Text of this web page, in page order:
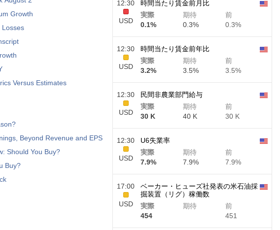
Growth
Losses
Versus Estimates
Beyond Revenue and EPS
Should You Buy?
Buy?
12:30
USD
時間当たり賃金前月比
実際
0.1%
期待
0.3%
前
0.3%
12:30
USD
時間当たり賃金前年比
実際
3.2%
期待
3.5%
前
3.5%
12:30
USD
民間非農業部門給与
実際
30 K
期待
40 K
前
30 K
12:30
USD
U6失業率
実際
7.9%
期待
7.9%
前
7.9%
17:00
USD
ベーカー・ヒューズ社発表の米石油採
掘装置（リグ）稼働数
実際
454
期待
前
451